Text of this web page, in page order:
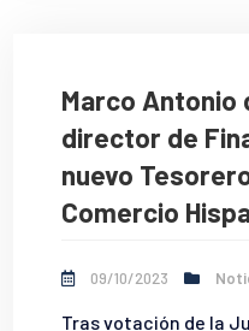
Marco Antonio
director de
nuevo
Comercio
09/10/2023
Tras votación de la